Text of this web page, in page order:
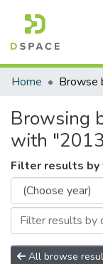
Communities &
Home Browse
Browsing
with
Filter results by
All browse